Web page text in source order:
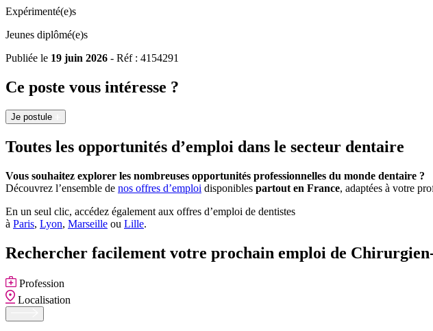
Expérimenté(e)s
Jeunes diplômé(e)s
Publiée le 19 juin 2026 - Réf : 4154291
Ce poste vous intéresse ?
Je postule
Toutes les opportunités d’emploi dans le secteur dentaire
Vous souhaitez explorer les nombreuses opportunités professionnelles du monde dentaire ?
Découvrez l’ensemble de nos offres d’emploi disponibles partout en France, adaptées à votre
En un seul clic, accédez également aux offres d’emploi de dentistes
à Paris, Lyon, Marseille ou Lille.
Rechercher facilement votre prochain emploi de
Profession
Localisation